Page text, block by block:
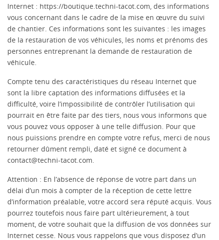
Internet : https://boutique.techni-tacot.com, des informations
vous concernant dans le cadre de la mise en œuvre du suivi
de chantier. Ces informations sont les suivantes : les images
de la restauration de vos véhicules, les noms et prénoms des
personnes entreprenant la demande de restauration de
véhicule.
Compte tenu des caractéristiques du réseau Internet que
sont la libre captation des informations diffusées et la
difficulté, voire l’impossibilité de contrôler l’utilisation qui
pourrait en être faite par des tiers, nous vous informons que
vous pouvez vous opposer à une telle diffusion. Pour que
nous puissions prendre en compte votre refus, merci de nous
retourner dûment rempli, daté et signé ce document à
contact@techni-tacot.com.
Attention : En l’absence de réponse de votre part dans un
délai d’un mois à compter de la réception de cette lettre
d’information préalable, votre accord sera réputé acquis. Vous
pourrez toutefois nous faire part ultérieurement, à tout
moment, de votre souhait que la diffusion de vos données sur
Internet cesse. Nous vous rappelons que vous disposez d’un